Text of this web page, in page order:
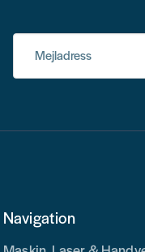
Mejladress
Navigation